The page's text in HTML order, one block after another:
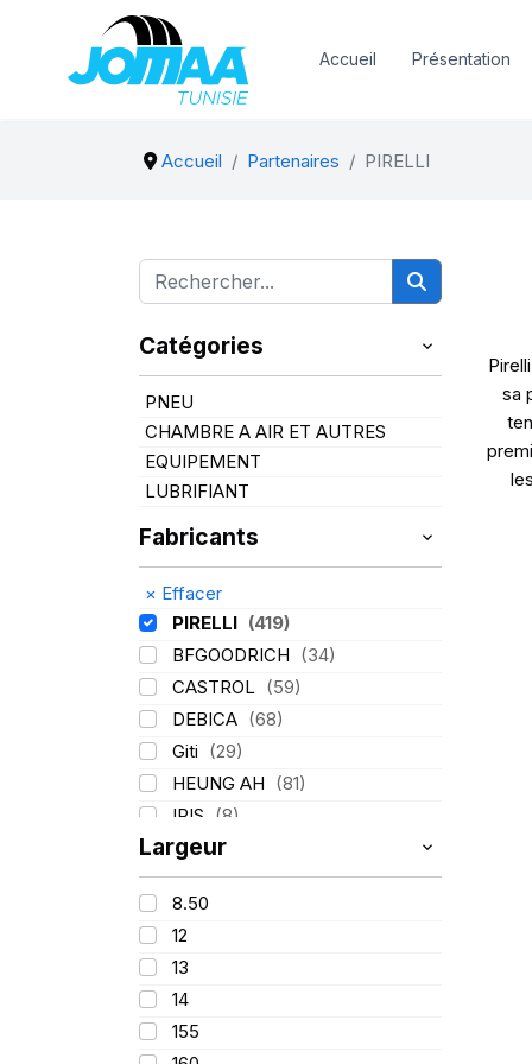
Accueil Présentation
Accueil Partenaires PIRELLI
Catégories
PNEU
CHAMBRE A AIR ET AUTRES
EQUIPEMENT
LUBRIFIANT
Fabricants
× Effacer
PIRELLI (419)
BFGOODRICH (34)
CASTROL (59)
DEBICA (68)
Giti (29)
HEUNG AH (81)
IRIS (8)
ITALMATIC
KLEBER (116)
LASSA
LING LONG
MICHELIN
MITAS
Mondolfo ferro
Largeur
8.50
12
13
14
155
sa